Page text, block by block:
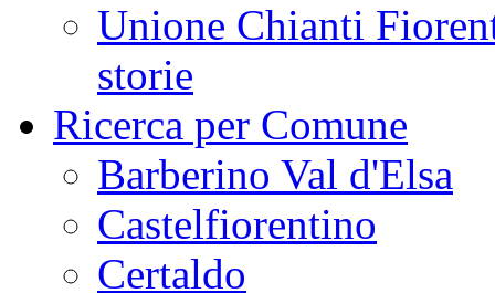
Unione Chianti
storie
Ricerca per Comune
Barberino Val d'Elsa
Castelfiorentino
Certaldo